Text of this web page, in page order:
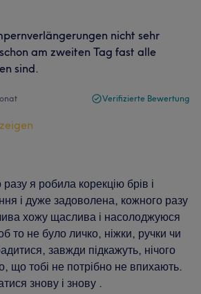
nicht sehr
am zweiten Tag fast alle
sind.
Verifizierte Bewertung
я робила корекцію брів і
і дуже задоволена, кожного разу
хожу щаслива і насолоджуюся
то не було личко, ніжки, ручки чи
завжди підкажуть, нічого
що тобі не потрібно не впихають.
знову і знову .